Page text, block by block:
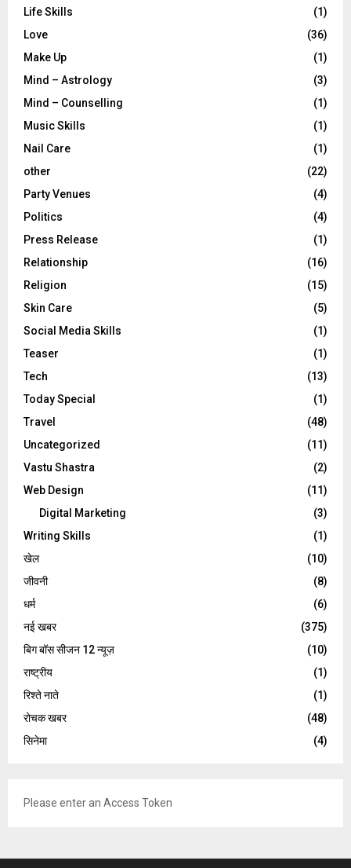
Life Skills
(1)
Love
(36)
Make Up
(1)
Mind – Astrology
(3)
Mind – Counselling
(1)
Music Skills
(1)
Nail Care
(1)
other
(22)
Party Venues
(4)
Politics
(4)
Press Release
(1)
Relationship
(16)
Religion
(15)
Skin Care
(5)
Social Media Skills
(1)
Teaser
(1)
Tech
(13)
Today Special
(1)
Travel
(48)
Uncategorized
(11)
Vastu Shastra
(2)
Web Design
(11)
Digital Marketing
(3)
Writing Skills
(1)
खेल
(10)
जीवनी
(8)
धर्म
(6)
नई खबर
(375)
बिग बॉस सीजन 12 न्यूज़
(10)
राष्ट्रीय
(1)
रिश्ते नाते
(1)
रोचक खबर
(48)
सिनेमा
(4)
Please enter an Access Token